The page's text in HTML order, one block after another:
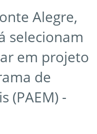
Alegre,
selecionam
em projeto
de
(PAEM) -